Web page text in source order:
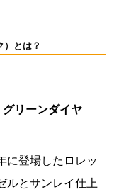
）とは？
リーンダイヤ
に登場したロレッ
ルとサンレイ仕上